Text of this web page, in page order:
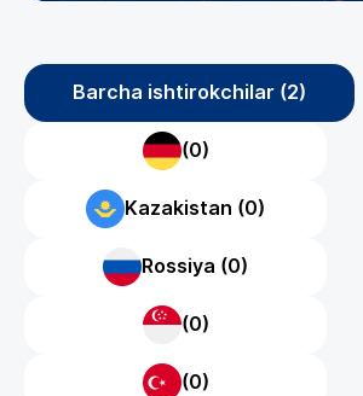
Barcha ishtirokchilar (2)
(0)
Kazakistan (0)
Rossiya (0)
(0)
(0)